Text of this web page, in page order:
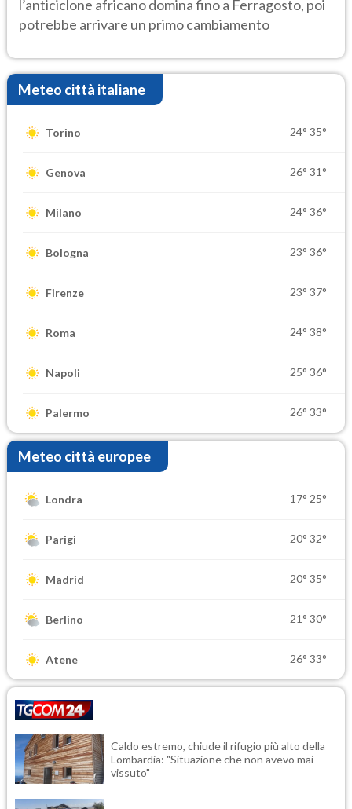
l’anticiclone africano domina fino a Ferragosto, poi
potrebbe arrivare un primo cambiamento
Meteo città italiane
Torino 24° 35°
Genova 26° 31°
Milano 24° 36°
Bologna 23° 36°
Firenze 23° 37°
Roma 24° 38°
Napoli 25° 36°
Palermo 26° 33°
Meteo città europee
Londra 17° 25°
Parigi 20° 32°
Madrid 20° 35°
Berlino 21° 30°
Atene 26° 33°
Caldo estremo, chiude il rifugio più alto della
Lombardia: "Situazione che non avevo mai
vissuto"